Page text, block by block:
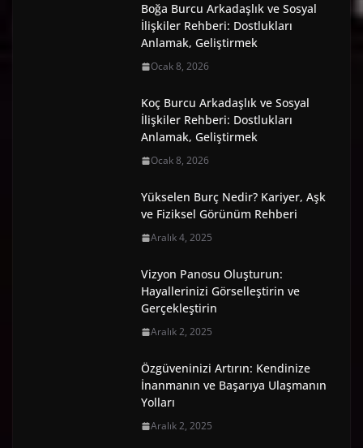
Boğa Burcu Arkadaşlık ve Sosyal
İlişkiler Rehberi: Dostlukları
Anlamak, Geliştirmek
Ocak 8, 2026
Koç Burcu Arkadaşlık ve Sosyal
İlişkiler Rehberi: Dostlukları
Anlamak, Geliştirmek
Ocak 8, 2026
Yükselen Burç Nedir? Kariyer, Aşk
ve Fiziksel Görünüm Rehberi
Aralık 4, 2025
Vizyon Panosu Oluşturun:
Hayallerinizi Görselleştirin ve
Gerçekleştirin
Aralık 2, 2025
Özgüveninizi Artırın: Kendinize
İnanmanın ve Başarıya Ulaşmanın
Yolları
Aralık 2, 2025